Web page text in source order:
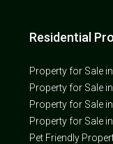
Residential
Property for Sale
Property for Sale
Property for Sale
Property for Sale
Pet Friendly